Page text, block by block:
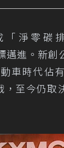
淨零碳排
進。新創
車時代佔
，至今仍取